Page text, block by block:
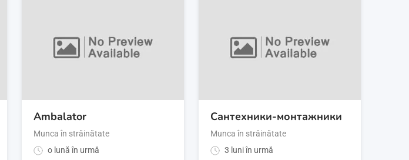
Ambalator
Munca în străinătate
o lună în urmă
Сантехники-монтажники
Munca în străinătate
3 luni în urmă